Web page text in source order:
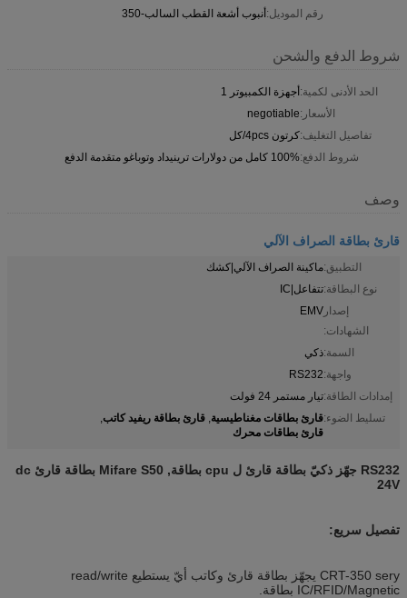
رقم الموديل:أنبوب أشعة القطب السالب-350
شروط الدفع والشحن
الحد الأدنى لكمية:أجهزة الكمبيوتر 1
الأسعار:negotiable
تفاصيل التغليف:كرتون 4pcs/كل
شروط الدفع:100% كامل من دولارات ترينيداد وتوباغو متقدمة الدفع
وصف
قارئ بطاقة الصراف الآلي
التطبيق:ماكينة الصراف الآلي|كشك
نوع البطاقة:تتفاعل|IC
إصدار
الشهادات:
EMV
السمة:ذكي
واجهة:RS232
إمدادات الطاقة:تيار مستمر 24 فولت
تسليط الضوء:قارئ بطاقات مغناطيسية, قارئ بطاقة ريفيد كاتب,
قارئ بطاقات محرك
RS232 جهّز ذكيّ بطاقة قارئ ل cpu بطاقة, Mifare S50 بطاقة قارئ dc
24V
تفصيل سريع:
CRT-350 sery يجهّز بطاقة قارئ وكاتب أيّ يستطيع read/write
IC/RFID/Magnetic بطاقة.